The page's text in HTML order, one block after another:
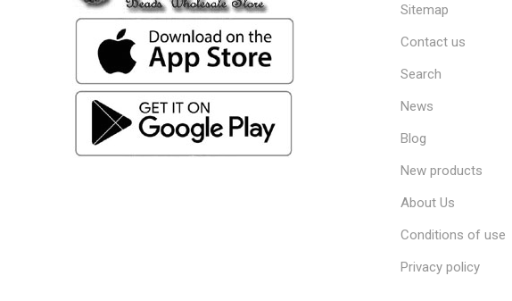
Sitemap
Contact us
Search
News
Blog
New products
About Us
Conditions of use
Privacy policy